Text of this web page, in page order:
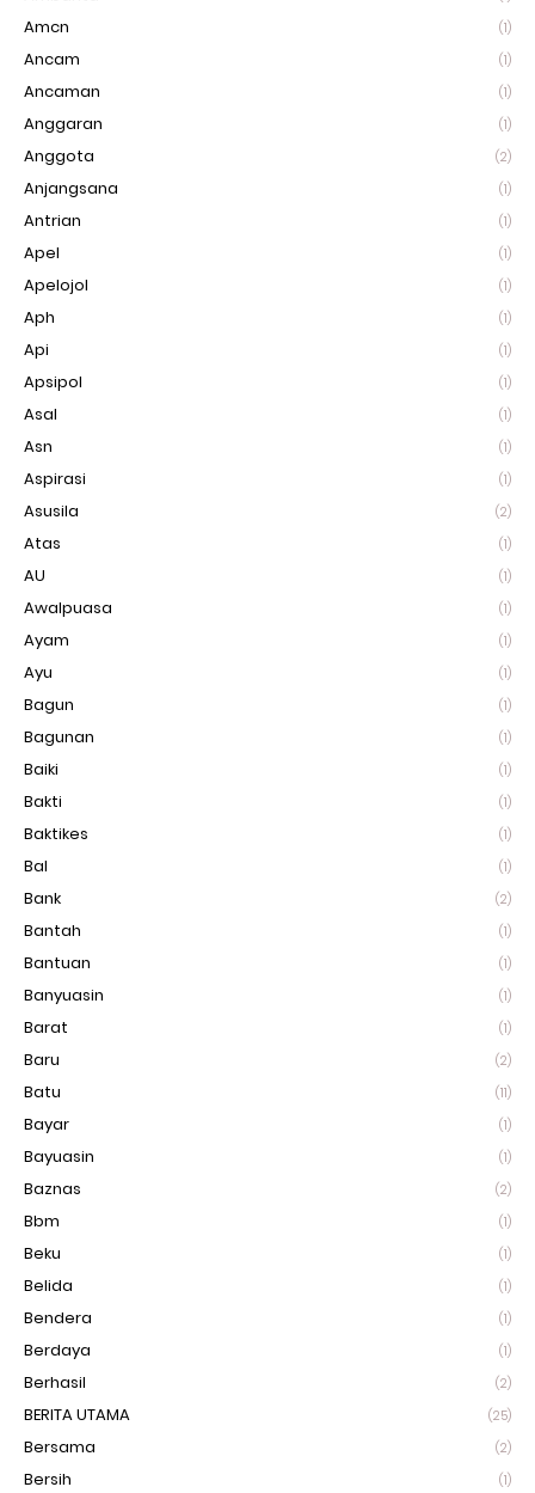
Amcn (1)
Ancam (1)
Ancaman (1)
Anggaran (1)
Anggota (2)
Anjangsana (1)
Antrian (1)
Apel (1)
Apelojol (1)
Aph (1)
Api (1)
Apsipol (1)
Asal (1)
Asn (1)
Aspirasi (1)
Asusila (2)
Atas (1)
AU (1)
Awalpuasa (1)
Ayam (1)
Ayu (1)
Bagun (1)
Bagunan (1)
Baiki (1)
Bakti (1)
Baktikes (1)
Bal (1)
Bank (2)
Bantah (1)
Bantuan (1)
Banyuasin (1)
Barat (1)
Baru (2)
Batu (11)
Bayar (1)
Bayuasin (1)
Baznas (2)
Bbm (1)
Beku (1)
Belida (1)
Bendera (1)
Berdaya (1)
Berhasil (2)
BERITA UTAMA (25)
Bersama (2)
Bersih (1)